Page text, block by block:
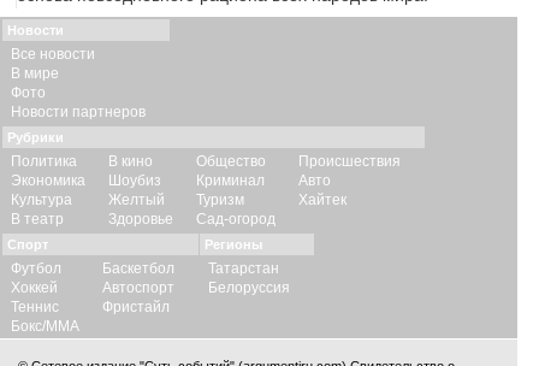
Новости
Все новости
В мире
Фото
Новости партнеров
Рубрики
Политика
Экономика
Культура
В театр
В кино
Шоубиз
Желтый
Здоровье
Общество
Криминал
Туризм
Сад-огород
Происшествия
Авто
Хайтек
Спорт
Футбол
Хоккей
Теннис
Бокс/ММА
Баскетбол
Автоспорт
Фристайл
Регионы
Татарстан
Белоруссия